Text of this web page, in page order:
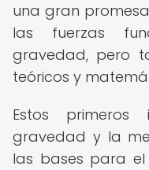
una gran
las fuerzas
gravedad, pero
teóricos y
Estos
gravedad y la
las bases para